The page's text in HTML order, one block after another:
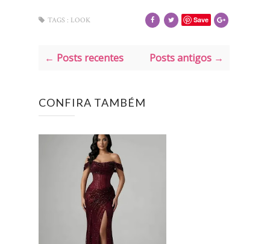
Save
TAGS : LOOK
← Posts recentes Posts antigos →
CONFIRA TAMBÉM